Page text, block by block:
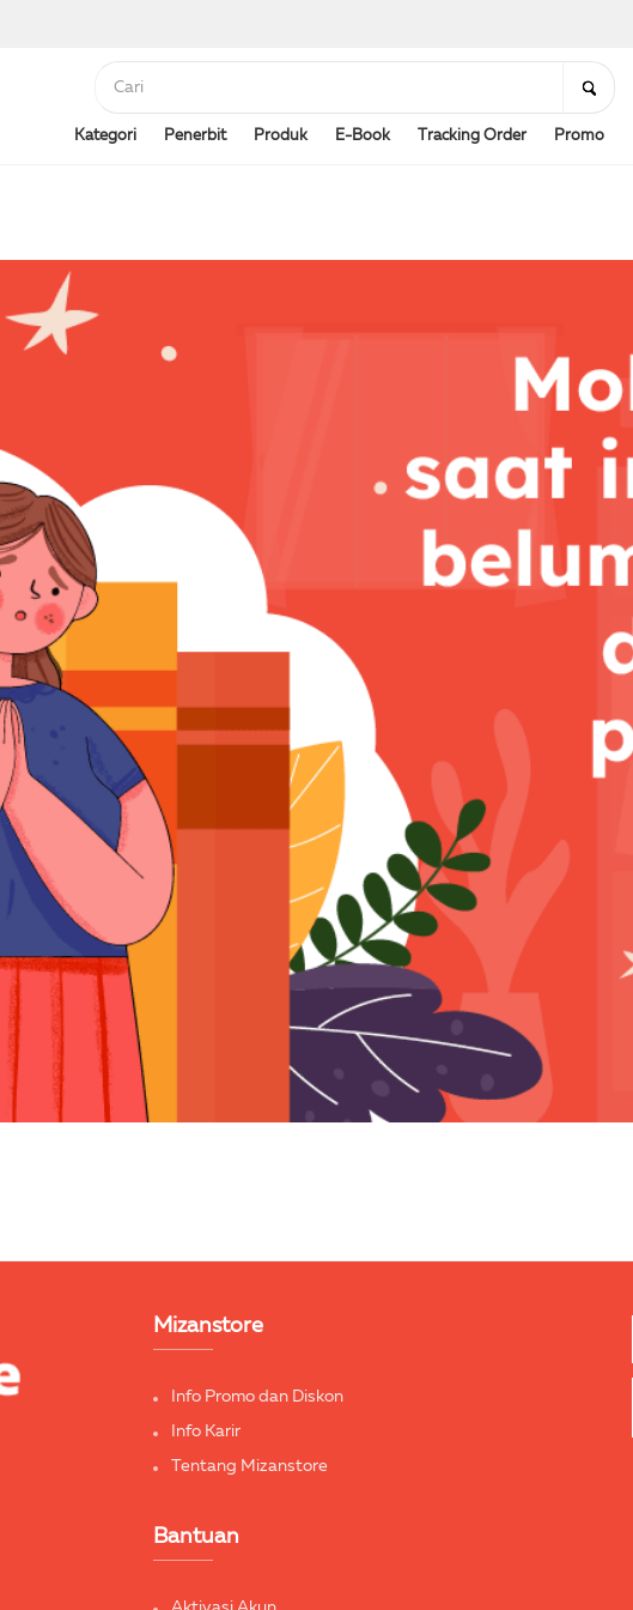
Kategori Penerbit Produk E-Book Tracking Order Promo
Mizanstore
Info Promo dan Diskon
Info Karir
Tentang Mizanstore
Bantuan